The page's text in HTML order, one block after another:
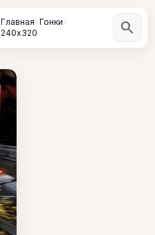
Главная»Гонки»
240х320
search